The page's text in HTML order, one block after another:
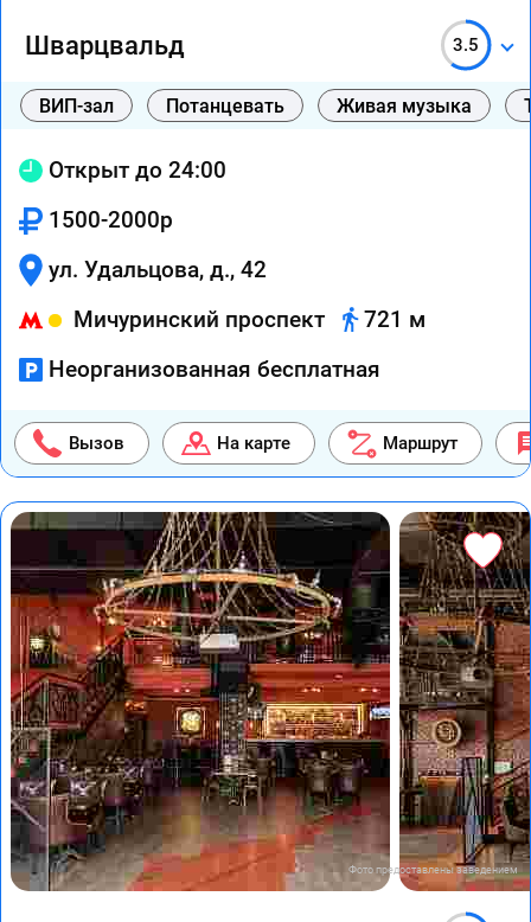
Шварцвальд 3.5
ВИП-зал Потанцевать Живая музыка
Открыт до 24:00
1500-2000р
ул. Удальцова, д., 42
Мичуринский проспект
721 м
Неорганизованная бесплатная
Вызов На карте Маршрут
Фото предоставлены заведением